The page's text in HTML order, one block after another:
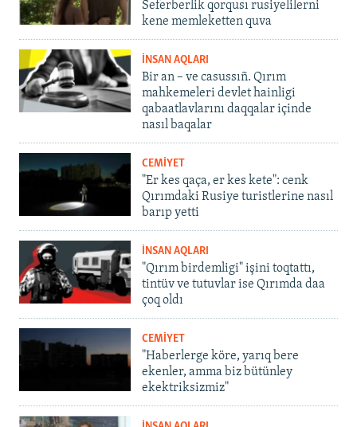
Seferberlik qorqusı rusiyelilerni
kene memleketten quva
İNSAN AQLARI
Bir an – ve casussıñ. Qırım
mahkemeleri devlet hainligi
qabaatlavlarını daqqalar içinde
nasıl baqalar
CEMİYET
"Er kes qaça, er kes kete": cenk
Qırımdaki Rusiye turistlerine nasıl
barıp yetti
İNSAN AQLARI
"Qırım birdemligi" işini toqtattı,
tintüv ve tutuvlar ise Qırımda daa
çoq oldı
CEMİYET
"Haberlerge köre, yarıq bere
ekenler, amma biz bütünley
ekektriksizmiz"